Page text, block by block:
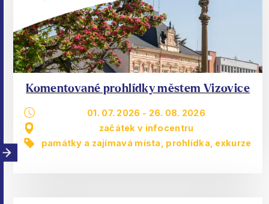
Komentované prohlídky městem Vizovice
01. 07. 2026 - 26. 08. 2026
začátek v infocentru
památky a zajímavá místa
prohlídka, exkurze